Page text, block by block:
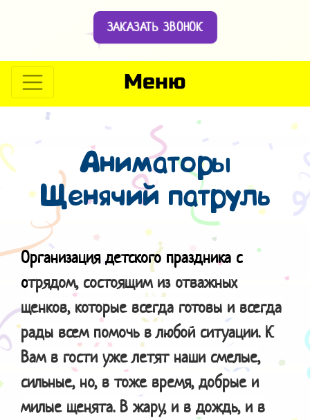
ЗАКАЗАТЬ ЗВОНОК
Меню
Аниматоры
Щенячий патруль
Организация детского праздника с
отрядом, состоящим из отважных
щенков, которые всегда готовы и всегда
рады всем помочь в любой ситуации. К
Вам в гости уже летят наши смелые,
сильные, но, в тоже время, добрые и
милые щенята. В жару, и в дождь, и в